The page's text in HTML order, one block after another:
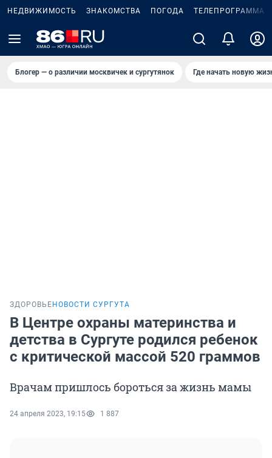
НЕДВИЖИМОСТЬ ЗНАКОМСТВА ПОГОДА ТЕЛЕПРОГРАММА
Блогер — о различии москвичек и сургутянок Где начать новую
ЗДОРОВЬЕ НОВОСТИ СУРГУТА
В Центре охраны материнства и
детства в Сургуте родился ребенок
с критической массой 520 граммов
Врачам пришлось бороться за жизнь мамы
24 апреля 2023, 19:15 1 887